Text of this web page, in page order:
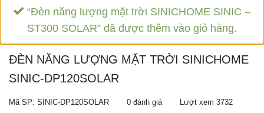
“Đèn năng lượng mặt trời SINICHOME SINIC –
ST300 SOLAR” đã được thêm vào giỏ hàng.
ĐÈN NĂNG LƯỢNG MẶT TRỜI SINICHOME
SINIC-DP120SOLAR
Mã SP: SINIC-DP120SOLAR 0 đánh giá Lượt xem 3732